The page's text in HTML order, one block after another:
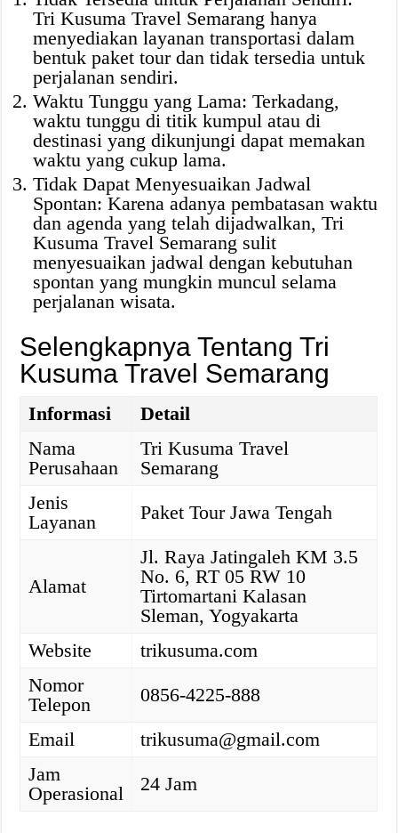
Tri Kusuma Travel Semarang hanya
menyediakan layanan transportasi dalam
bentuk paket tour dan tidak tersedia untuk
perjalanan sendiri.
Waktu Tunggu yang Lama: Terkadang,
waktu tunggu di titik kumpul atau di
destinasi yang dikunjungi dapat memakan
waktu yang cukup lama.
Tidak Dapat Menyesuaikan Jadwal
Spontan: Karena adanya pembatasan waktu
dan agenda yang telah dijadwalkan, Tri
Kusuma Travel Semarang sulit
menyesuaikan jadwal dengan kebutuhan
spontan yang mungkin muncul selama
perjalanan wisata.
Selengkapnya Tentang Tri
Kusuma Travel Semarang
Informasi
Detail
Nama
Perusahaan
Tri Kusuma Travel
Semarang
Jenis
Layanan
Paket Tour Jawa Tengah
Alamat
Jl. Raya Jatingaleh KM 3.5
No. 6, RT 05 RW 10
Tirtomartani Kalasan
Sleman, Yogyakarta
Website
trikusuma.com
Nomor
Telepon
0856-4225-888
Email
trikusuma@gmail.com
Jam
Operasional
24 Jam